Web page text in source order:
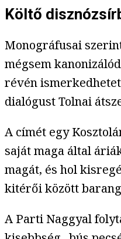
Költő
Monográfusai
mégsem
révén
dialógust Tolnai
A címét egy
saját maga által
magát, és hol
kitérői között
A Parti Naggyal